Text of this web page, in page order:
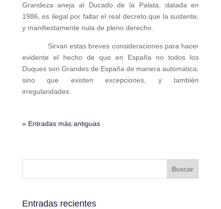
Grandeza aneja al Ducado de la Palata, datada en
1986, es ilegal por faltar el real decreto que la sustente,
y manifiestamente nula de pleno derecho.
Sirvan estas breves consideraciones para hacer
evidente el hecho de que en España no todos los
Duques son Grandes de España de manera automática,
sino que existen excepciones, y también
irregularidades.
« Entradas más antiguas
Entradas recientes